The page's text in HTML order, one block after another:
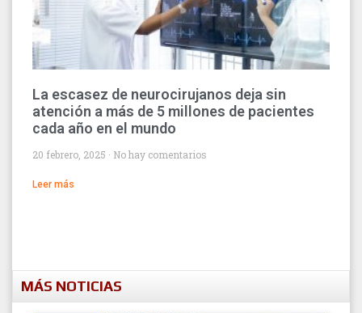
La escasez de neurocirujanos deja sin
atención a más de 5 millones de pacientes
cada año en el mundo
20 febrero, 2025 No hay comentarios
Leer más
MÁS NOTICIAS